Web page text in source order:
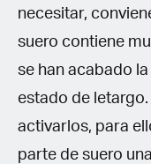
necesitar,
suero contiene
se han acabado
estado de
activarlos, para
parte de suero